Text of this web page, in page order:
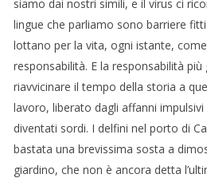
siamo dai nostri simili, e il virus ci
lingue che parliamo sono barriere
lottano per la vita, ogni istante,
responsabilità. E la responsabilità
riavvicinare il tempo della storia a
lavoro, liberato dagli affanni
diventati sordi. I delfini nel porto di
bastata una brevissima sosta a
giardino, che non è ancora detta